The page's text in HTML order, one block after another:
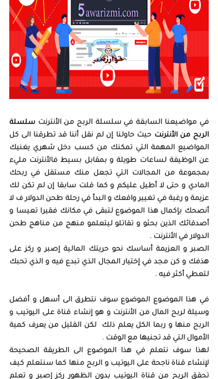
في مواضيعنا السابقة في سلسلة الربح من الأنترنت سلسلة
الربح من الأنترنت حيث حاولنا إن لم نقل أننا قد تطرقنا الى كل
المواضيع المهمة التي تمكنك من كسب دخل شهري يغنيك
عن الوظيفة لساعات طويلة و بمقابل بسيط فالأنترنت مليء
بمجموعة من المجالات التي تجعل منك مستقل في ربحك
المادي و حتى لا أطيل عليكم و كما قلت سابقا إن لم تكن لك
عزيمة و رغبة في تغيير واقعك و البدأ في رحلة طحن الدولار ف لا
أنصحك بإكمال هذا الموضوع لتبقى في مكانك فقيرا تعيسا و
أصدقائك الذين بحثو و تقاتلو ليتعلمو منهج من مناهج طحن
الدولار في الأنترنت .
الصبر و العزيمة أساسك نحو حريتك المالية إصبر و ركز على
هذفك و كن مجد في إختيار المجال الذي تبدع فيه و الذي تحبك
لتعطي أكثر فيه .
في هذا الموضوع الموضوع سوف نتطرق الى أسهل و أفضل
وسيلة لربح المال من الأنترنت و هو إنشاء قناة على اليوتيب و
الربح منها و ربما الكل يعلم ذلك لكن القليل من يعرف كمية
الأموال التي قد تجنيها مع الوقت .
لهذا سوف نتعلم في هذا الموضوع الى الطريقة الصحيحة
لإنشاء قناة ناجحة على اليوتيب و الربح منها كما سنتعلم كيف
تحقق الربح من قناة اليوتيب بدون الظهور ركز إصبر و تعلم